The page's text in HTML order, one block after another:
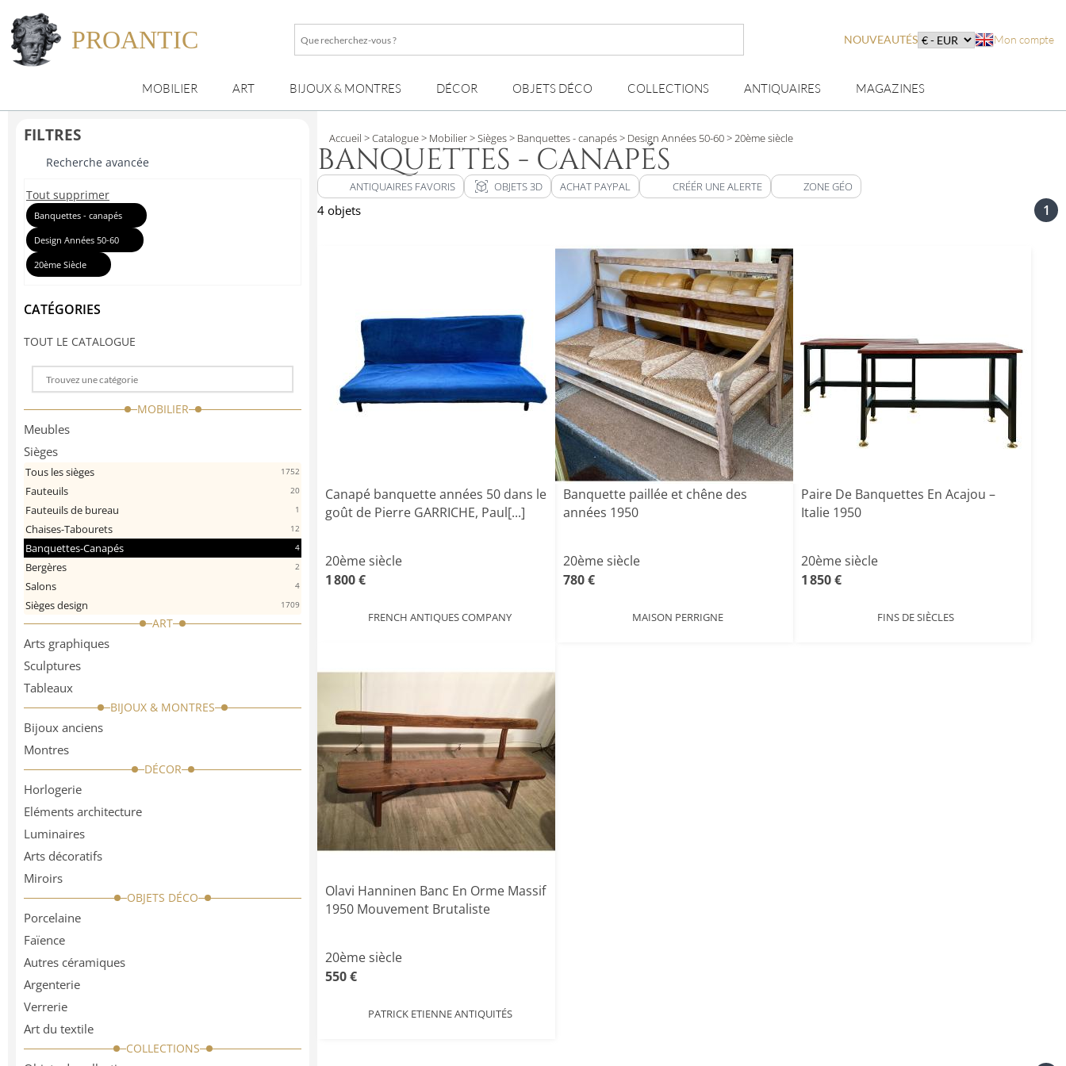
PROANTIC
Que
?
NOUVEAUTÉS Mon compte
MOBILIER ART BIJOUX & MONTRES DÉCOR OBJETS DÉCO COLLECTIONS ANTIQUAIRES MAGAZINES
FILTRES
Recherche avancée
Tout supprimer
Banquettes - canapés
Design Années 50-60
20ème Siècle
CATÉGORIES
TOUT LE CATALOGUE
Choose
MOBILIER
Meubles
Sièges
Tous les sièges 1752
Fauteuils 20
Fauteuils de bureau 1
Chaises-Tabourets 12
Banquettes-Canapés 4
Bergères 2
Salons 4
Sièges design 1709
ART
Arts graphiques
Sculptures
Tableaux
BIJOUX & MONTRES
Bijoux anciens
Montres
DÉCOR
Horlogerie
Eléments architecture
Luminaires
Arts décoratifs
Miroirs
OBJETS DÉCO
Porcelaine
Faïence
Autres céramiques
Argenterie
Verrerie
Art du textile
COLLECTIONS
Accueil > Catalogue> Mobilier> Sièges> Banquettes - canapés> Design Années 50-60> 20ème siècle
BANQUETTES - CANAPÉS
ANTIQUAIRES FAVORIS view_in_ar OBJETS 3D ACHAT PAYPAL CRÉÉR UNE ALERTE ZONE GÉO
4 objets 1
Canapé banquette années 50 dans le
goût de Pierre GARRICHE, Paul[...]
20ème siècle
1 800 €
FRENCH ANTIQUES COMPANY
Banquette paillée et chêne des
années 1950
20ème siècle
780 €
MAISON PERRIGNE
Paire De Banquettes En Acajou –
Italie 1950
20ème siècle
1 850 €
FINS DE SIÈCLES
Olavi Hanninen Banc En Orme Massif
1950 Mouvement Brutaliste
20ème siècle
550 €
PATRICK ETIENNE ANTIQUITÉS